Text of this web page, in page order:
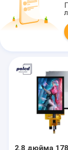
2.8 дюйма